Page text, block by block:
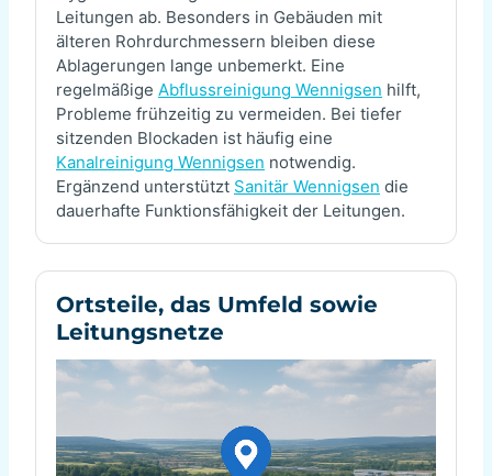
Leitungen ab. Besonders in Gebäuden mit
älteren Rohrdurchmessern bleiben diese
Ablagerungen lange unbemerkt. Eine
regelmäßige Abflussreinigung Wennigsen hilft,
Probleme frühzeitig zu vermeiden. Bei tiefer
sitzenden Blockaden ist häufig eine
Kanalreinigung Wennigsen notwendig.
Ergänzend unterstützt Sanitär Wennigsen die
dauerhafte Funktionsfähigkeit der Leitungen.
Ortsteile, das Umfeld sowie
Leitungsnetze